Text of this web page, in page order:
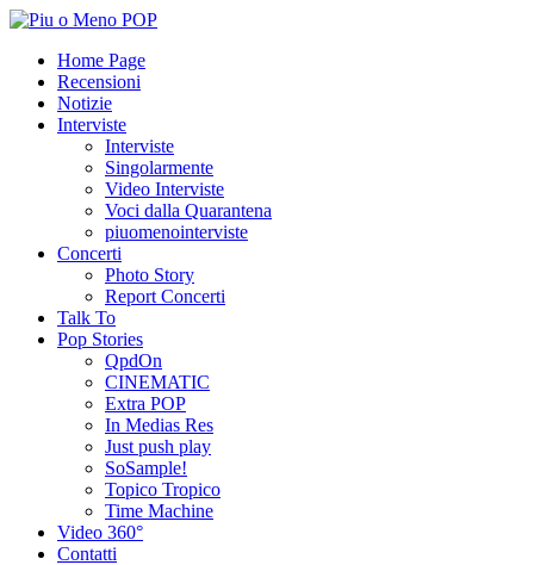
Home Page
Recensioni
Notizie
Interviste
Interviste
Singolarmente
Video Interviste
Voci dalla Quarantena
piuomenointerviste
Concerti
Photo Story
Report Concerti
Talk To
Pop Stories
QpdOn
CINEMATIC
Extra POP
In Medias Res
Just push play
SoSample!
Topico Tropico
Time Machine
Video 360°
Contatti